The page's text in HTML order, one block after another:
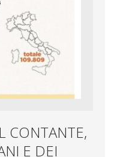
CONTANTE,
E DEI